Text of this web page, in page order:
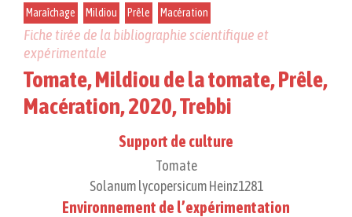
Maraîchage Mildiou Prêle Macération
Fiche tirée de la bibliographie scientifique et
expérimentale
Tomate, Mildiou de la tomate, Prêle,
Macération, 2020, Trebbi
Support de culture
Tomate
Solanum lycopersicum Heinz1281
Environnement de l’expérimentation